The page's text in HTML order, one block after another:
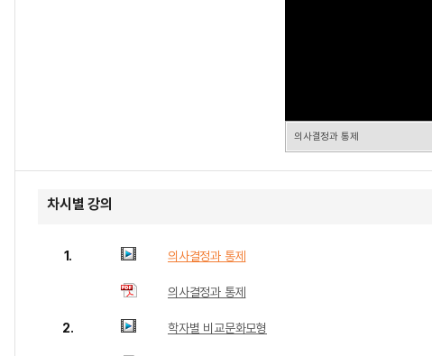
의사결정과 통제
차시별 강의
1. 의사결정과 통제
의사결정과 통제
2. 학자별 비교문화모형